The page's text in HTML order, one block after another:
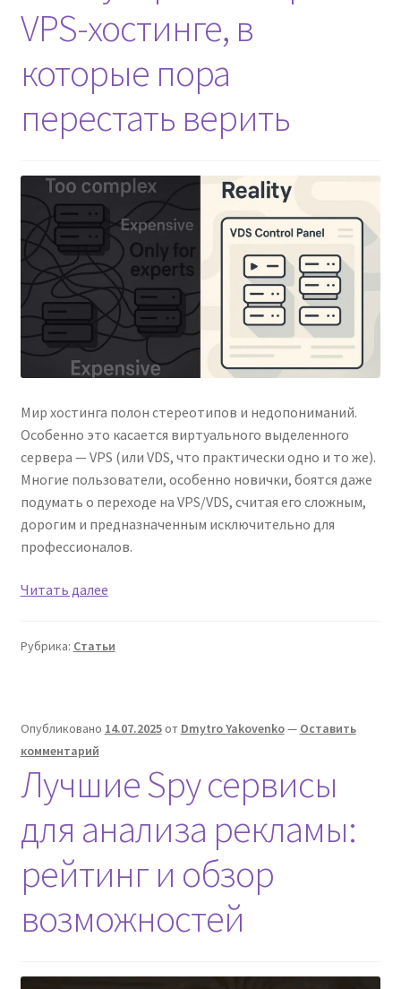
VPS-хостинге, в
которые пора
перестать верить
Мир хостинга полон стереотипов и недопониманий.
Особенно это касается виртуального выделенного
сервера — VPS (или VDS, что практически одно и то же).
Многие пользователи, особенно новички, боятся даже
подумать о переходе на VPS/VDS, считая его сложным,
дорогим и предназначенным исключительно для
профессионалов.
Читать далее8
о
в
перестать
Рубрика: Статьи
Опубликовано 14.07.2025от Dmytro Yakovenko— Оставить
комментарий
Лучшие Spy сервисы
для анализа рекламы:
рейтинг и обзор
возможностей